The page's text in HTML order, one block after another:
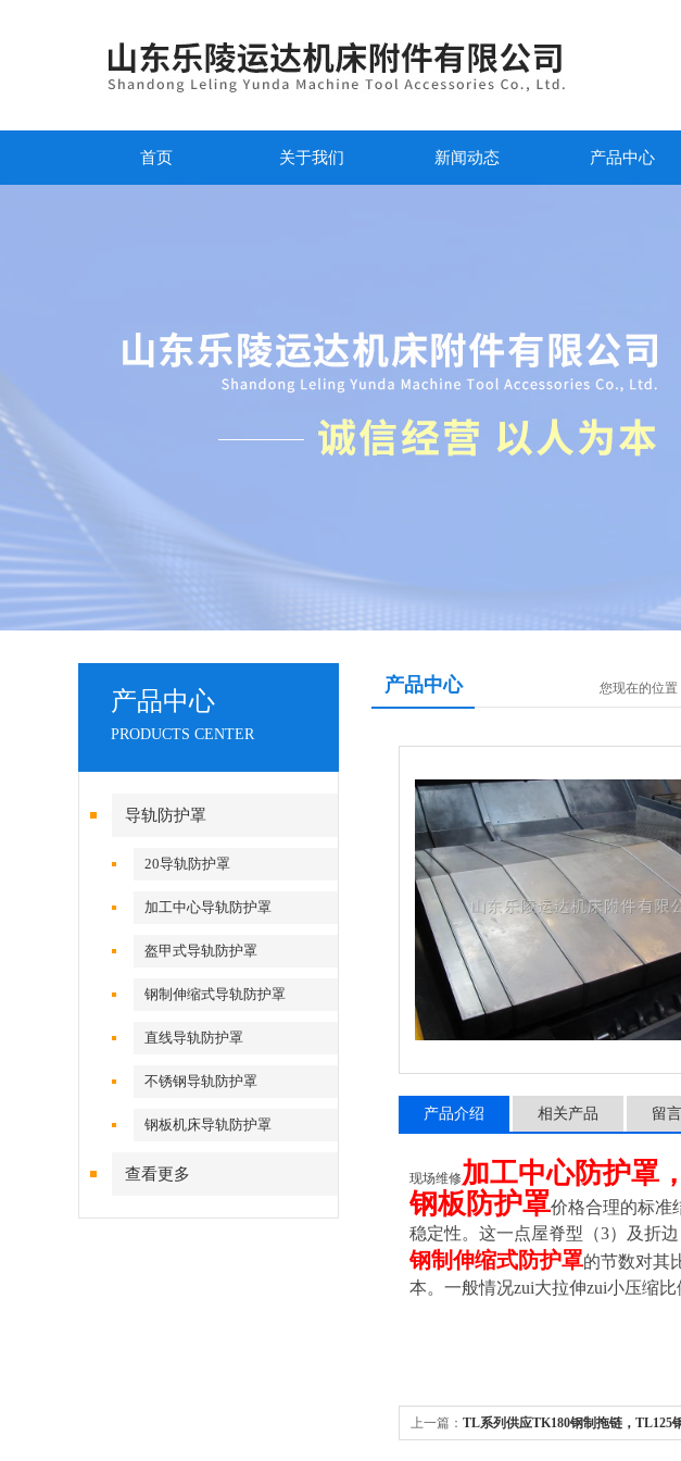
首页 关于我们 新闻动态 产品中心
产品中心
PRODUCTS CENTER
导轨防护罩
20导轨防护罩
加工中心导轨防护罩
盔甲式导轨防护罩
钢制伸缩式导轨防护罩
直线导轨防护罩
不锈钢导轨防护罩
钢板机床导轨防护罩
查看更多
产品中心 您现在的位置
产品介绍 相关产品 留
现场维修加工中心防护罩
钢板防护罩价格合理的标准
稳定性。这一点屋脊型（3）及折
钢制伸缩式防护罩的节数对其
本。一般情况zui大拉伸zui小压缩比
上一篇： TL系列供应TK180钢制拖链，TL125